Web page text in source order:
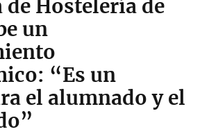
de Hostelería de
un
“Es un
el alumnado y el